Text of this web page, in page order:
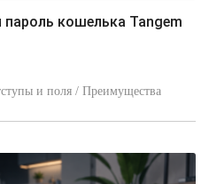
и поля / Преимущества